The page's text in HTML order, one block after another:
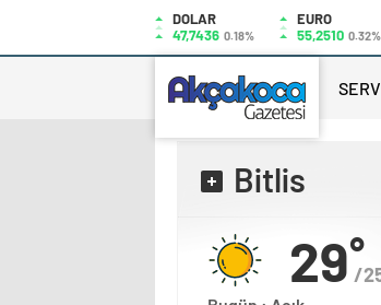
DOLAR
47,7436 0.18%
EURO
55,2510 0.32%
Bitlis
29˚
/